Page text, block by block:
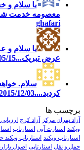
با سلام و
معصومه خدمت
ghafari
با سلام و
عرض تبریک...2016/05/15 -
سلام.
کردید....2015/12/03 - 17:29 توسط علی
برچسب ها
آزاد تهران مرکز آزاد کرج
ویکند استارت آپی استارتاپ
استارتاپ ویکند استارتاپ
حمل و نقل استارتاپی اصول